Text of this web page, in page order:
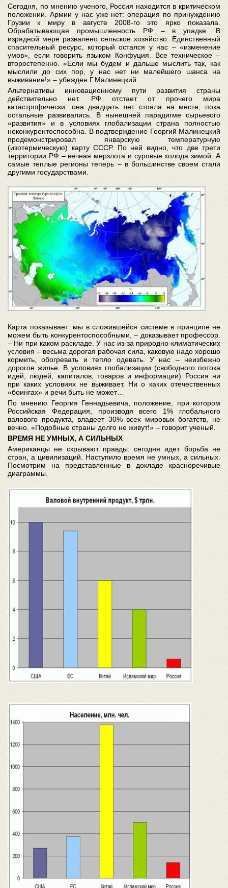
Сегодня, по мнению ученого, Россия находится в критическом
положении. Армии у нас уже нет: операция по принуждению
Грузии к миру в августе 2008-го это ярко показала.
Обрабатывающая промышленность РФ – в упадке. В
изрядной мере развалено сельское хозяйство. Единственный
спасительный ресурс, который остался у нас – «изменение
умов», если говорить языком Конфуция. Все техническое –
второстепенно. «Если мы будем и дальше мыслить так, как
мыслили до сих пор, у нас нет ни малейшего шанса на
выживание!» – убежден Г.Малинецкий.
Альтернативы инновационному пути развития страны
действительно нет. РФ отстает от прочего мира
катастрофически: она двадцать лет стояла на месте, пока
остальные развивались. В нынешней парадигме сырьевого
«развития» и в условиях глобализации страна полностью
неконкурентоспособна. В подтверждение Георгий Малинецкий
продемонстрировал январскую температурную
(изотермическую) карту СССР. По ней видно, что две трети
территории РФ – вечная мерзлота и суровые холода зимой. А
самые теплые регионы теперь – в большинстве своем стали
другими государствами.
Карта показывает: мы в сложившейся системе в принципе не
можем быть конкурентоспособными, – доказывает профессор.
– Ни при каком раскладе. У нас из-за природно-климатических
условия – весьма дорогая рабочая сила, каковую надо хорошо
кормить, обогревать и тепло одевать. У нас – неизбежно
дорогое жилье. В условиях глобализации (свободного потока
идей, людей, капиталов, товаров и информации) Россия ни
при каких условиях не выживает. Ни о каких отечественных
«боингах» и речи быть не может…
По мнению Георгия Геннадьевича, положение, при котором
Российская Федерация, производя всего 1% глобального
валового продукта, владеет 30% всех мировых богатств, не
вечно. «Подобные страны долго не живут!» – говорит ученый.
ВРЕМЯ НЕ УМНЫХ, А СИЛЬНЫХ
Американцы не скрывают правды: сегодня идет борьба не
стран, а цивилизаций. Наступило время не умных, а сильных.
Посмотрим на представленные в докладе красноречивые
диаграммы.